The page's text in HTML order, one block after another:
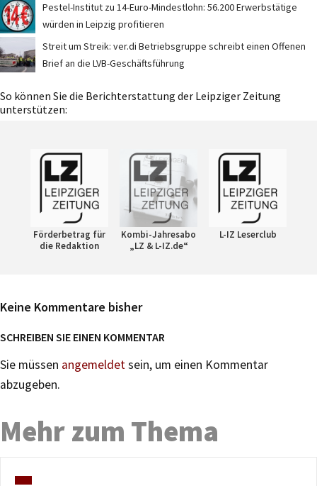
Pestel-Institut zu 14-Euro-Mindestlohn: 56.200 Erwerbstätige
würden in Leipzig profitieren
Streit um Streik: ver.di Betriebsgruppe schreibt einen Offenen
Brief an die LVB-Geschäftsführung
So können Sie die Berichterstattung der Leipziger Zeitung
unterstützen:
Förderbetrag für
die Redaktion
Kombi-Jahresabo
„LZ & L-IZ.de“
L-IZ Leserclub
Keine Kommentare bisher
SCHREIBEN SIE EINEN KOMMENTAR
Sie müssen angemeldetsein, um einen Kommentar
abzugeben.
Mehr zum Thema